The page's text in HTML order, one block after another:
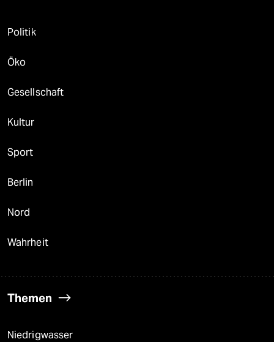
Politik
Öko
Gesellschaft
Kultur
Sport
Berlin
Nord
Wahrheit
Themen
Niedrigwasser